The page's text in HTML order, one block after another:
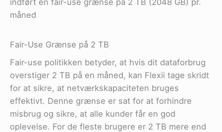
måned​
Fair-Use Grænse på 2 TB
Fair-use politikken betyder, at hvis dit dataforbrug
overstiger 2 TB på en måned, kan Flexii tage skridt
for at sikre, at netværkskapaciteten bruges
effektivt. Denne grænse er sat for at forhindre
misbrug og sikre, at alle kunder får en god
oplevelse. For de fleste brugere er 2 TB mere end